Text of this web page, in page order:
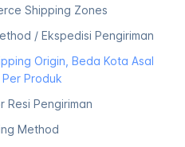
Shipping Zones
/ Ekspedisi Pengiriman
Origin, Beda Kota Asal
Produk
Resi Pengiriman
Method